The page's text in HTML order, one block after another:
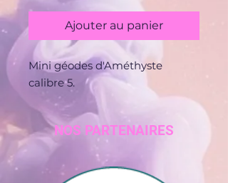
Ajouter au panier
Mini géodes d'Améthyste
calibre 5.
NOS PARTENAIRES